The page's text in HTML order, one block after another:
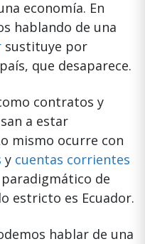
economía. En
hablando de una
sustituye por
que desaparece.
contratos y
a estar
mismo ocurre con
y cuentas corrientes
paradigmático de
estricto es Ecuador.
hablar de una